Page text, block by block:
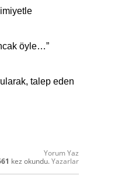
öyle…”
talep eden
Yorum Yaz
kez okundu.Yazarlar